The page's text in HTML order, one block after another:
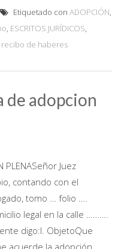
Etiquetado con ADOPCIÓN,
, ESCRITOS JURÍDICOS,
recibo de haberes
de adopcion
PLENASeñor Juez
contando con el
tomo … folio ….
legal en la calle ……….
digo:I. ObjetoQue
acuerde la adopción